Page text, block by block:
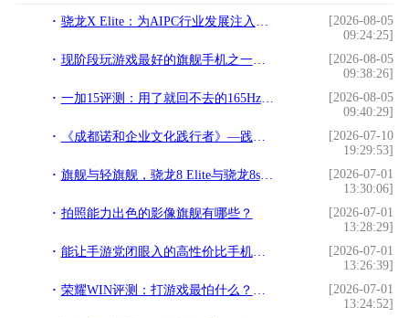
骁龙X Elite：为AIPC行业发展注入强劲动力
[2026-08-05
09:24:25]
现阶段玩游戏最好的旗舰手机之一，游戏狂魔红魔11 Pro评测
[2026-08-05
09:38:26]
一加15评测：用了就回不去的165Hz，游戏党这次真的赢了
[2026-08-05
09:40:29]
《成都诺和企业文化践行者》—践行文化，榜样力量
[2026-07-10
19:29:53]
旗舰与轻旗舰，骁龙8 Elite与骁龙8s Gen4，8s至尊不存在
[2026-07-01
13:30:06]
拍照能力出色的影像旗舰有哪些？
[2026-07-01
13:28:29]
能让手游党闭眼入的高性价比手机是哪款？
[2026-07-01
13:26:39]
荣耀WIN评测：打游戏最怕什么？这台手机治好了我的焦虑
[2026-07-01
13:24:52]